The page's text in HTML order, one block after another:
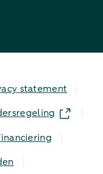
statement